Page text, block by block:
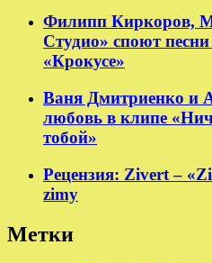
Филипп Киркоров,
Студио» споют
«Крокусе»
Ваня Дмитриенко и
любовь в клипе
тобой»
Рецензия: Zivert –
zimy
Метки